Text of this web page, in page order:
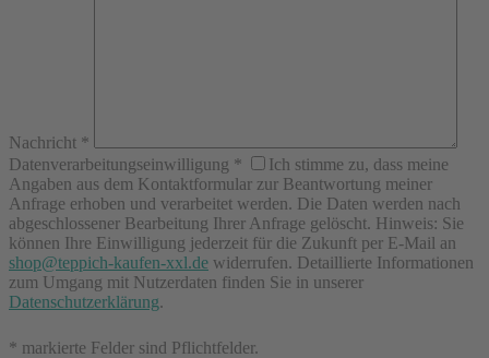
Nachricht *
Datenverarbeitungseinwilligung *
Ich stimme zu, dass meine
Angaben aus dem Kontaktformular zur Beantwortung meiner
Anfrage erhoben und verarbeitet werden. Die Daten werden nach
abgeschlossener Bearbeitung Ihrer Anfrage gelöscht. Hinweis: Sie
können Ihre Einwilligung jederzeit für die Zukunft per E-Mail an
shop@teppich-kaufen-xxl.de widerrufen. Detaillierte Informationen
zum Umgang mit Nutzerdaten finden Sie in unserer
Datenschutzerklärung.
* markierte Felder sind Pflichtfelder.